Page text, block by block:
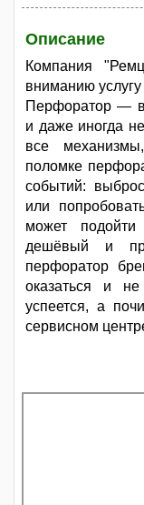
Описание
Компания
вниманию
Перфоратор —
и даже иногда
все
поломке
событий:
или
может
дешёвый и
перфоратор
оказаться и
успеется, а
сервисном